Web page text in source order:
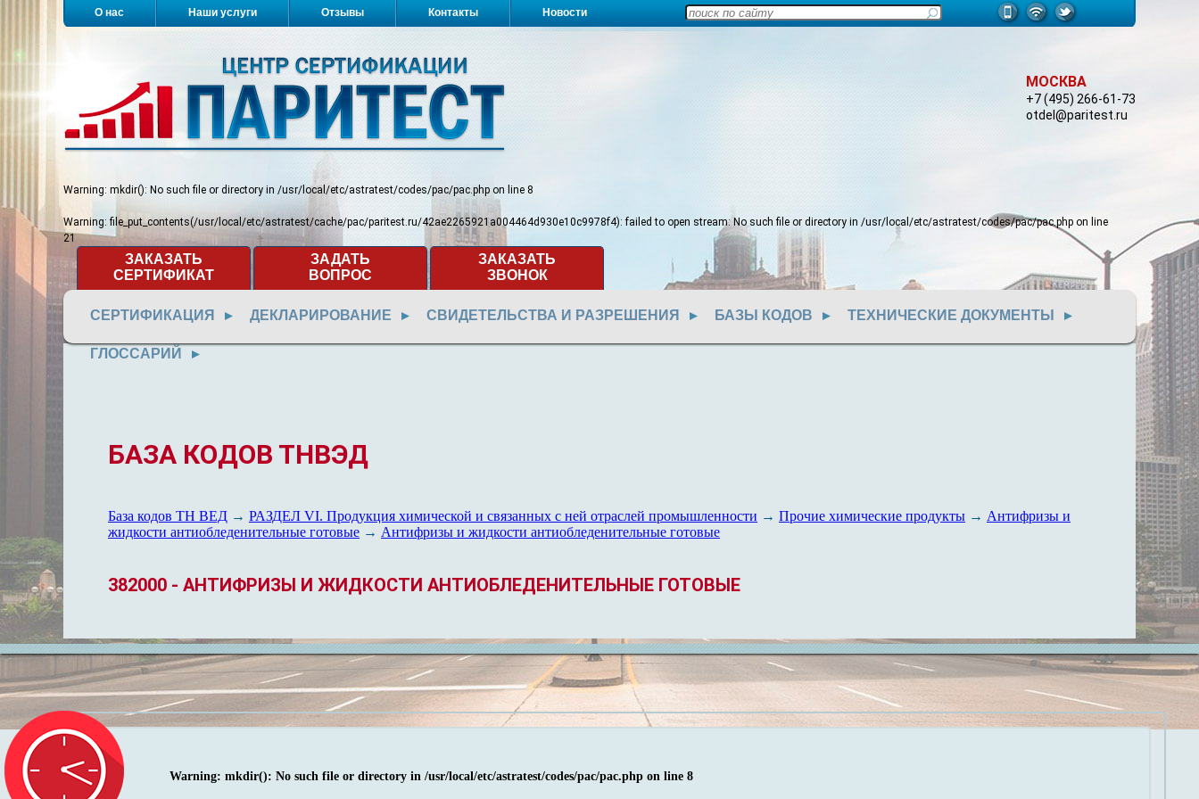
О нас Наши услуги Отзывы Контакты Новости
МОСКВА
+7 (495) 266-61-73
otdel@paritest.ru
Warning: mkdir(): No such file or directory in /usr/local/etc/astratest/codes/pac/pac.php on line 8
Warning: file_put_contents(/usr/local/etc/astratest/cache/pac/paritest.ru/42ae2265921a004464d930e10c9978f4): failed to open stream: No such file or directory in /usr/local/etc/astratest/codes/pac/pac.php on line
21
ЗАКАЗАТЬ
СЕРТИФИКАТ
ЗАДАТЬ
ВОПРОС
ЗАКАЗАТЬ
ЗВОНОК
СЕРТИФИКАЦИЯ ДЕКЛАРИРОВАНИЕ СВИДЕТЕЛЬСТВА И РАЗРЕШЕНИЯ БАЗЫ КОДОВ ТЕХНИЧЕСКИЕ ДОКУМЕНТЫ
ГЛОССАРИЙ
БАЗА КОДОВ ТНВЭД
База кодов ТН ВЕД → РАЗДЕЛ VI. Продукция химической и связанных с ней отраслей промышленности → Прочие химические продукты → Антифризы и
жидкости антиобледенительные готовые → Антифризы и жидкости антиобледенительные готовые
382000 - АНТИФРИЗЫ И ЖИДКОСТИ АНТИОБЛЕДЕНИТЕЛЬНЫЕ ГОТОВЫЕ
Warning: mkdir(): No such file or directory in /usr/local/etc/astratest/codes/pac/pac.php on line 8